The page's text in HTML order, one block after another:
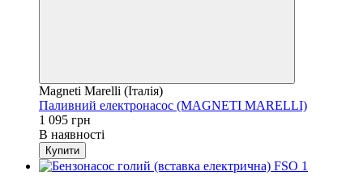
Magneti Marelli (Італія)
Паливний електронасос (MAGNETI MARELLI)
1 095 грн
В наявності
Купити